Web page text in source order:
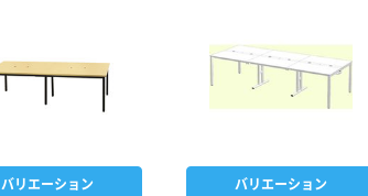
バリエーション バリエーション